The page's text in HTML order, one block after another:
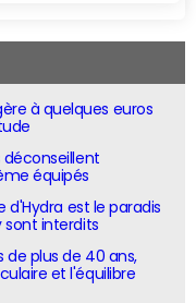
à quelques euros
déconseillent
équipés
d'Hydra est le paradis
sont interdits
de plus de 40 ans,
et l'équilibre